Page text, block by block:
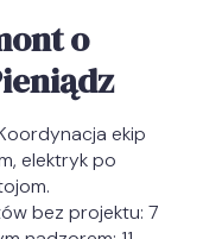
o
ekip
elektryk po
bez projektu: 7